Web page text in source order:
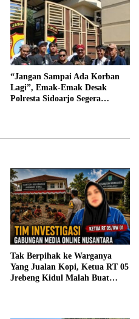
“Jangan Sampai Ada Korban
Lagi”, Emak-Emak Desak
Polresta Sidoarjo Segera
Tak Berpihak ke Warganya
Yang Jualan Kopi, Ketua RT 05
Jrebeng Kidul Malah Buat